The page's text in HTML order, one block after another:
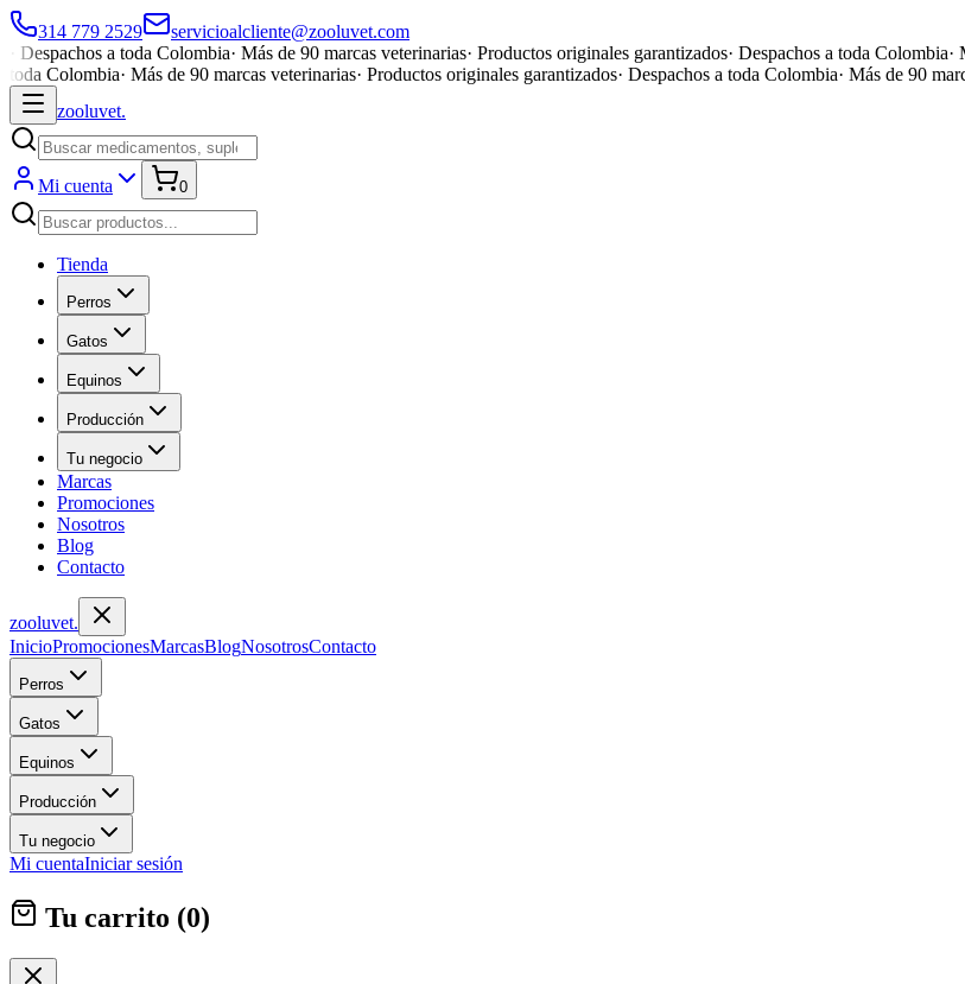
314 779 2529
servicioalcliente@zooluvet.com
Despachos a toda Colombia· Más de 90 marcas veterinarias· Productos originales garantizados· Despachos a toda Colombia·
toda Colombia· Más de 90 marcas veterinarias· Productos originales garantizados· Despachos a toda Colombia· Más de 90
zooluvet.
Mi cuenta 0
Tienda
Perros
Gatos
Equinos
Producción
Tu negocio
Marcas
Promociones
Nosotros
Blog
Contacto
zooluvet.
InicioPromocionesMarcasBlogNosotrosContacto
Perros
Gatos
Equinos
Producción
Tu negocio
Mi cuentaIniciar sesión
Tu carrito (0)